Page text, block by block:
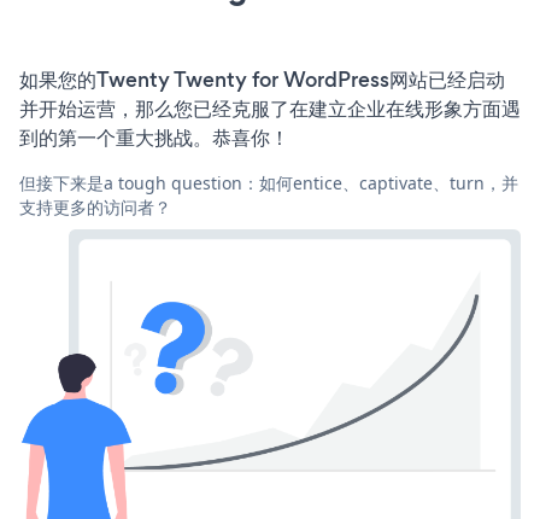
如果您的Twenty Twenty for WordPress网站已经启动
并开始运营，那么您已经克服了在建立企业在线形象方面遇
到的第一个重大挑战。恭喜你！
但接下来是a tough question：如何entice、captivate、turn，并
支持更多的访问者？